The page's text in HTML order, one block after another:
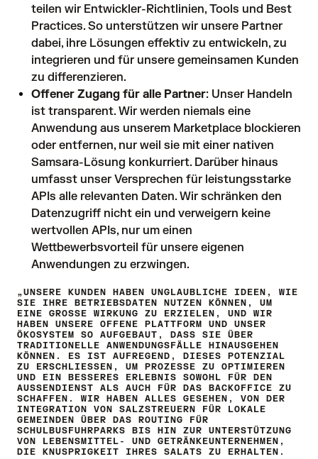
teilen wir Entwickler-Richtlinien, Tools und Best
Practices. So unterstützen wir unsere Partner
dabei, ihre Lösungen effektiv zu entwickeln, zu
integrieren und für unsere gemeinsamen Kunden
zu differenzieren.
Offener Zugang für alle Partner: Unser Handeln
ist transparent. Wir werden niemals eine
Anwendung aus unserem Marketplace blockieren
oder entfernen, nur weil sie mit einer nativen
Samsara-Lösung konkurriert. Darüber hinaus
umfasst unser Versprechen für leistungsstarke
APIs alle relevanten Daten. Wir schränken den
Datenzugriff nicht ein und verweigern keine
wertvollen APIs, nur um einen
Wettbewerbsvorteil für unsere eigenen
Anwendungen zu erzwingen.
„UNSERE KUNDEN HABEN UNGLAUBLICHE IDEEN, WIE
SIE IHRE BETRIEBSDATEN NUTZEN KÖNNEN, UM
EINE GROSSE WIRKUNG ZU ERZIELEN, UND WIR H
ABEN UNSERE OFFENE PLATTFORM UND UNSER Ö
KOSYSTEM SO AUFGEBAUT, DASS SIE ÜBER T
RADITIONELLE ANWENDUNGSFÄLLE HINAUSGEHEN K
ÖNNEN. ES IST AUFREGEND, DIESES POTENZIAL Z
U ERSCHLIESSEN, UM PROZESSE ZU OPTIMIEREN UN
D EIN BESSERES ERLEBNIS SOWOHL FÜR DEN AU
SSENDIENST ALS AUCH FÜR DAS BACKOFFICE ZU SCH
AFFEN. WIR HABEN ALLES GESEHEN, VON DER INT
EGRATION VON SALZSTREUERN FÜR LOKALE GEM
EINDEN ÜBER DAS ROUTING FÜR SCH
ULBUSFUHRPARKS BIS HIN ZUR UNTERSTÜTZUNG VON
LEBENSMITTEL- UND GETRÄNKEUNTERNEHMEN, DIE
KNUSPRIGKEIT IHRES SALATS ZU ERHALTEN. DA